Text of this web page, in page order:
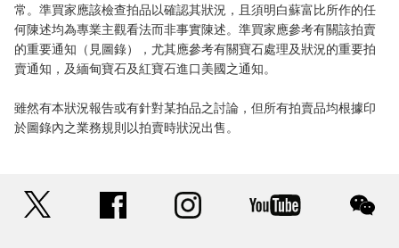
常。準買家應該檢查拍品以確認其狀況，且須明白蘇富比所作的任
何陳述均為專業主觀看法而非事實陳述。準買家應參考有關該拍賣
的重要通知（見圖錄），尤其應參考有關寶石處理及狀況的重要拍
賣通知，及緬甸寶石及紅寶石進口美國之通知。
雖然有本狀況報告或有針對某拍品之討論，但所有拍賣品均根據印
於圖錄內之業務規則以拍賣時狀況出售。
facebook instagram youtube